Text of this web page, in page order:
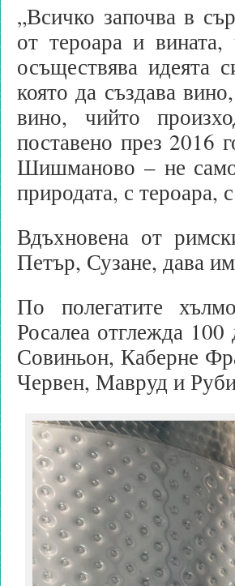
„Всичко започва в
от тероара и
осъществява идеята
която да създава
вино, чийто
поставено през 2016
Шишманово – не само
природата, с тероара,
Вдъхновена от
Петър, Сузане, дава
По полегатите
Росалеа отглежда 100
Совиньон, Каберне
Червен, Мавруд и